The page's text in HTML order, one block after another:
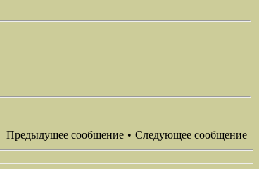
Предыдущее сообщение • Следующее сообщение